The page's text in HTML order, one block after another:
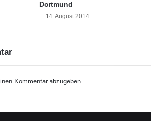
n
Dortmund
14. August 2014
Kommentar abzugeben.